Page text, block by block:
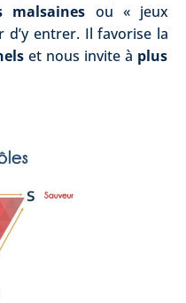
malsaines ou « jeux
d’y entrer. Il favorise la
et nous invite à plus